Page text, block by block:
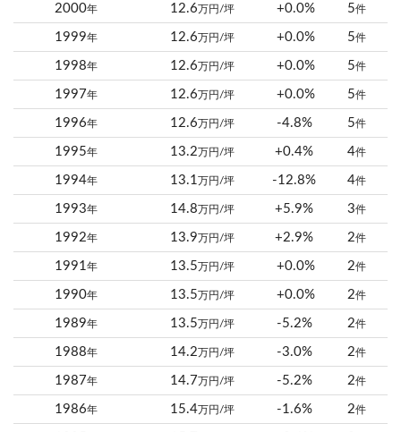
2000年 12.6 万円/坪 +0.0% 5件
1999年 12.6 万円/坪 +0.0% 5件
1998年 12.6 万円/坪 +0.0% 5件
1997年 12.6 万円/坪 +0.0% 5件
1996年 12.6 万円/坪 -4.8% 5件
1995年 13.2 万円/坪 +0.4% 4件
1994年 13.1 万円/坪 -12.8% 4件
1993年 14.8 万円/坪 +5.9% 3件
1992年 13.9 万円/坪 +2.9% 2件
1991年 13.5 万円/坪 +0.0% 2件
1990年 13.5 万円/坪 +0.0% 2件
1989年 13.5 万円/坪 -5.2% 2件
1988年 14.2 万円/坪 -3.0% 2件
1987年 14.7 万円/坪 -5.2% 2件
1986年 15.4万円/坪 -1.6% 2件